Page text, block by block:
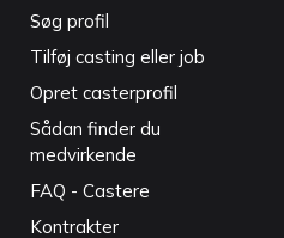
Søg profil
Tilføj casting eller job
Opret casterprofil
Sådan finder du
medvirkende
FAQ - Castere
Kontrakter